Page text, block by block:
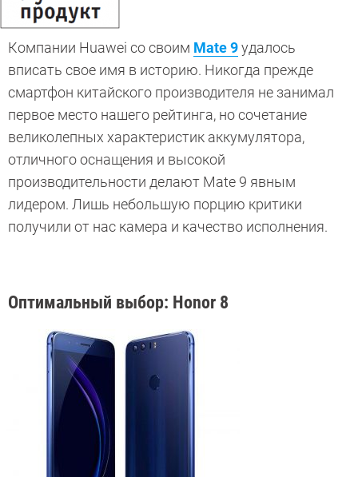
Компании Huawei со своим Mate 9удалось
вписать свое имя в историю. Никогда прежде
смартфон китайского производителя не занимал
первое место нашего рейтинга, но сочетание
великолепных характеристик аккумулятора,
отличного оснащения и высокой
производительности делают Mate 9 явным
лидером. Лишь небольшую порцию критики
получили от нас камера и качество исполнения.
Оптимальный выбор: Honor 8